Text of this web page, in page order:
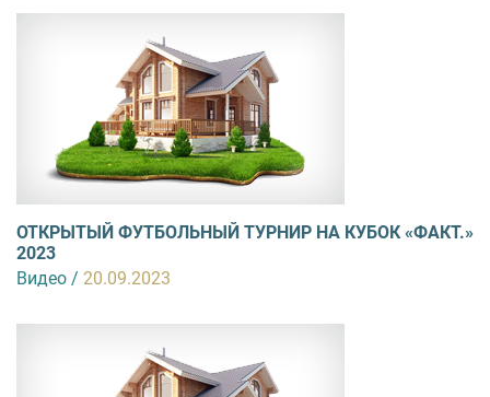
ОТКРЫТЫЙ ФУТБОЛЬНЫЙ ТУРНИР НА КУБОК «ФАКТ.»
2023
Видео / 20.09.2023